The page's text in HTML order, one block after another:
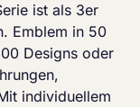
ist als 3er
Emblem in 50
Designs oder
individuellem